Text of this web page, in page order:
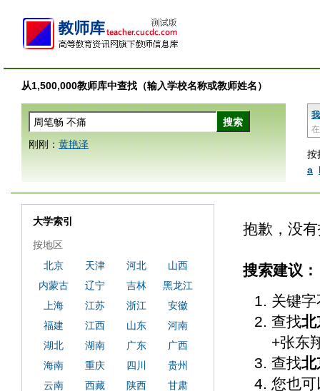
从1,500,000教师库中查找（输入学校名称或教师姓名）
按
a
刚刚： 黄艳泽
抱歉，没
搜索建议：
关键
查找北
+张东
查找北
您也
大学索引
按地区
北京
天津 河北
山西
内蒙古
辽宁 吉林
黑龙江
上海
江苏 浙江
安徽
福建
江西 山东
河南
湖北
湖南 广东
广西
海南
重庆 四川
贵州
云南
西藏 陕西
甘肃